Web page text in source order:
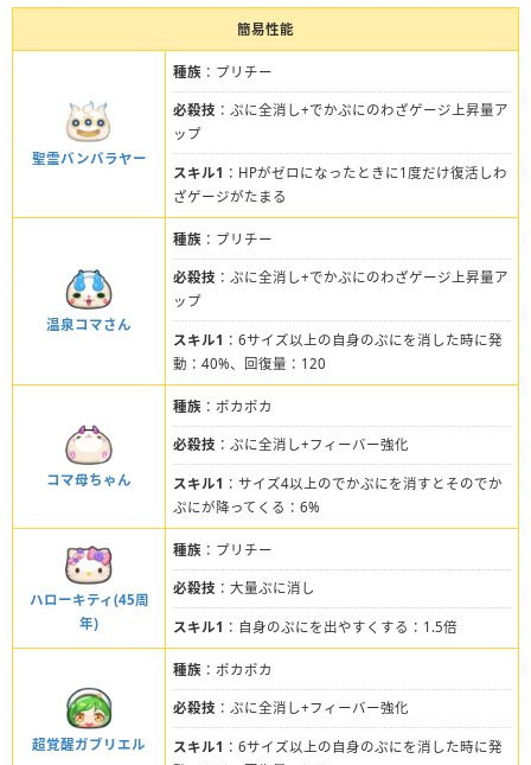
簡易性能
聖霊バンバラヤー
種族 ：プリチー
必殺技 ：ぷに全消し+でかぷにのわざゲージ上昇量ア
ップ
スキル1 ：HPがゼロになったときに1度だけ復活しわ
ざゲージがたまる
温泉コマさん
種族 ：プリチー
必殺技 ：ぷに全消し+でかぷにのわざゲージ上昇量ア
ップ
スキル1 ：6サイズ以上の自身のぷにを消した時に発
動：40%、回復量：120
コマ母ちゃん
種族 ：ポカポカ
必殺技 ：ぷに全消し+フィーバー強化
スキル1 ：サイズ4以上のでかぷにを消すとそのでか
ぷにが降ってくる：6%
ハローキティ(45周
年)
種族 ：プリチー
必殺技 ：大量ぷに消し
スキル1 ：自身のぷにを出やすくする：1.5倍
超覚醒ガブリエル
種族 ：ポカポカ
必殺技 ：ぷに全消し+フィーバー強化
スキル1 ：6サイズ以上の自身のぷにを消した時に発